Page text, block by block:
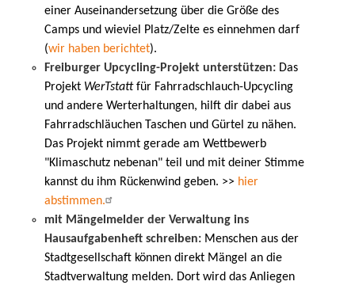
einer Auseinandersetzung über die Größe des
Camps und wieviel Platz/Zelte es einnehmen darf
(wir haben berichtet).
Freiburger Upcycling-Projekt unterstützen: Das
Projekt WerTstattfür Fahrradschlauch-Upcycling
und andere Werterhaltungen, hilft dir dabei aus
Fahrradschläuchen Taschen und Gürtel zu nähen.
Das Projekt nimmt gerade am Wettbewerb
"Klimaschutz nebenan" teil und mit deiner Stimme
kannst du ihm Rückenwind geben. >> hier
abstimmen.
mit Mängelmelder der Verwaltung ins
Hausaufgabenheft schreiben: Menschen aus der
Stadtgesellschaft können direkt Mängel an die
Stadtverwaltung melden. Dort wird das Anliegen